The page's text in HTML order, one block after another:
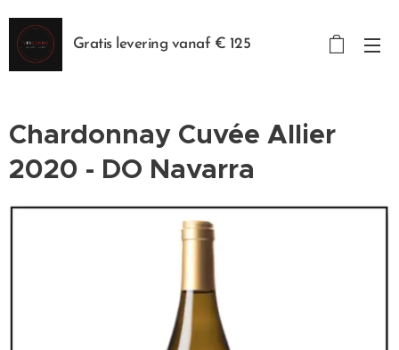
Gratis levering vanaf € 125
Chardonnay Cuvée Allier
2020 - DO Navarra